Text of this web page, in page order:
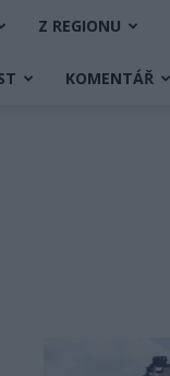
Z REGIONU
KOMENTÁŘ